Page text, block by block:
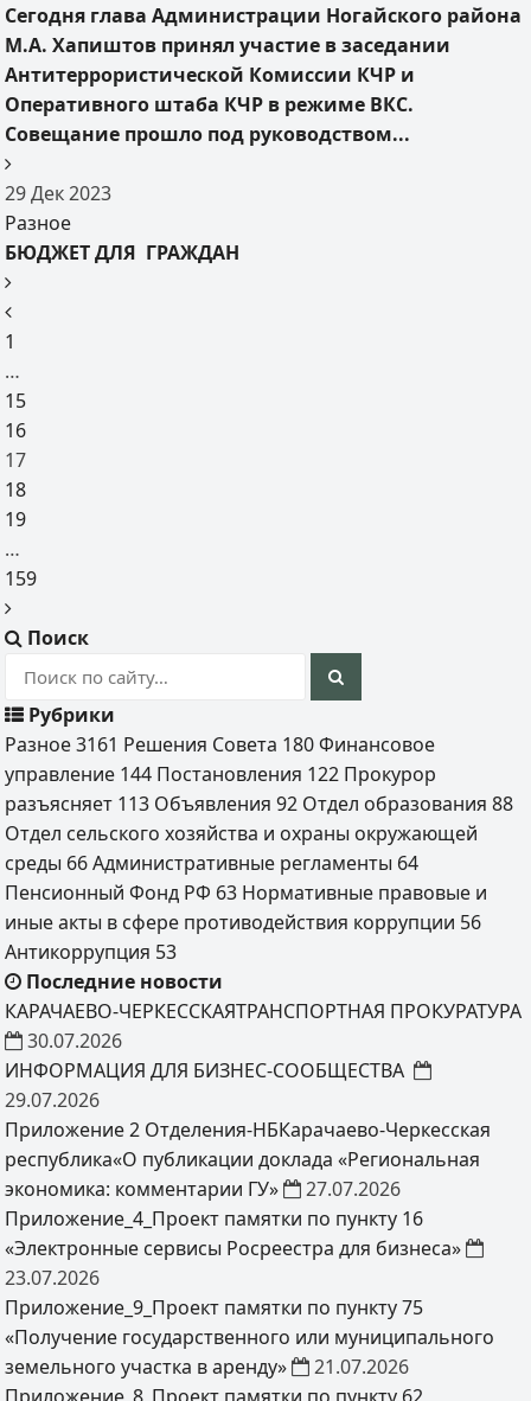
Сегодня глава Администрации Ногайского района
М.А. Хапиштов принял участие в заседании
Антитеррористической Комиссии КЧР и
Оперативного штаба КЧР в режиме ВКС.
Совещание прошло под руководством...
29 Дек 2023
Разное
БЮДЖЕТ ДЛЯ ГРАЖДАН
1
…
15
16
17
18
19
…
159
Поиск
Рубрики
Разное3161 Решения Совета 180 Финансовое
управление 144 Постановления 122 Прокурор
разъясняет 113 Объявления92 Отдел образования88
Отдел сельского хозяйства и охраны окружающей
среды 66 Административные регламенты 64
Пенсионный Фонд РФ 63 Нормативные правовые и
иные акты в сфере противодействия коррупции 56
Антикоррупция 53
Последние новости
КАРАЧАЕВО-ЧЕРКЕССКАЯТРАНСПОРТНАЯ ПРОКУРАТУРА
30.07.2026
ИНФОРМАЦИЯ ДЛЯ БИЗНЕС-СООБЩЕСТВА
29.07.2026
Приложение 2 Отделения-НБКарачаево-Черкесская
республика«О публикации доклада «Региональная
экономика: комментарии ГУ»
27.07.2026
Приложение_4_Проект памятки по пункту 16
«Электронные сервисы Росреестра для бизнеса»
23.07.2026
Приложение_9_Проект памятки по пункту 75
«Получение государственного или муниципального
земельного участка в аренду»
21.07.2026